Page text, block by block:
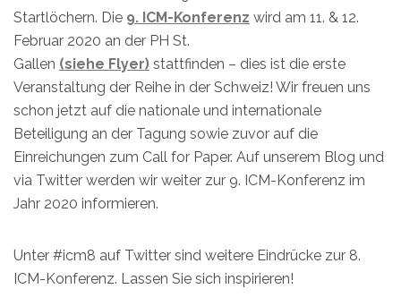
Startlöchern. Die 9. ICM-Konferenz wird am 11. & 12.
Februar 2020 an der PH St.
Gallen (siehe Flyer) stattfinden – dies ist die erste
Veranstaltung der Reihe in der Schweiz! Wir freuen uns
schon jetzt auf die nationale und internationale
Beteiligung an der Tagung sowie zuvor auf die
Einreichungen zum Call for Paper. Auf unserem Blog und
via Twitter werden wir weiter zur 9. ICM-Konferenz im
Jahr 2020 informieren.
Unter #icm8 auf Twitter sind weitere Eindrücke zur 8.
ICM-Konferenz. Lassen Sie sich inspirieren!